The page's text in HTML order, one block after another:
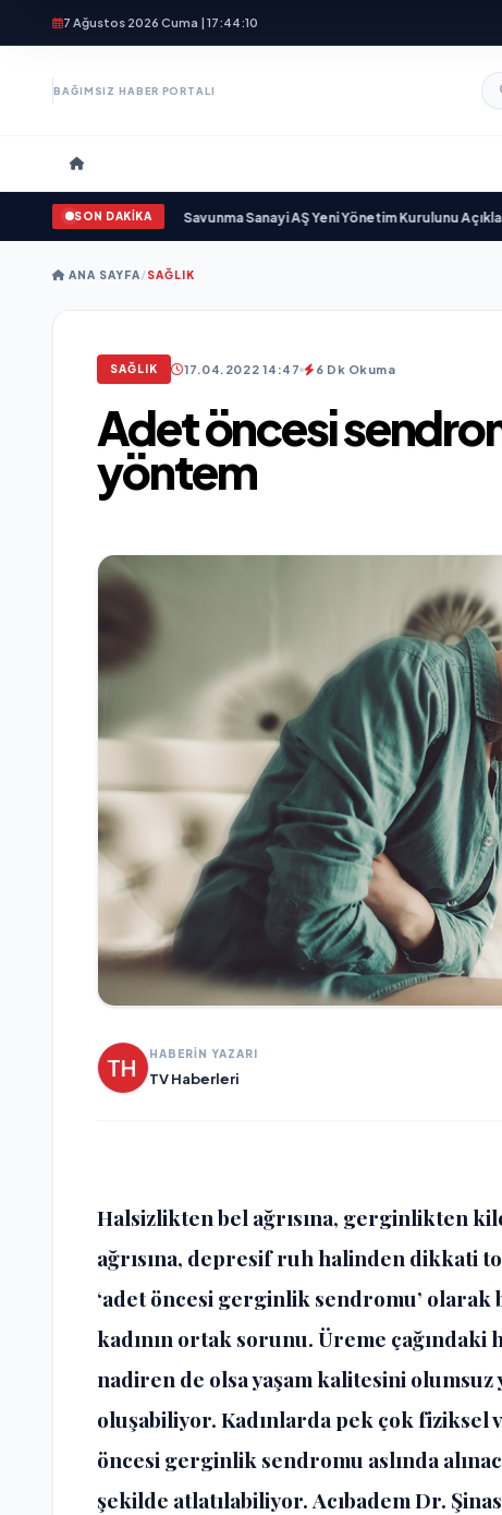
7 Ağustos 2026 Cuma | 17:44:11
BAĞIMSIZ HABER PORTALI
SON DAKİKA
sayıyor•Açıkgöz Savunma Sanayi AŞ Yeni Yönetim Kurulunu Açıkladı
ANA SAYFA/SAĞLIK
SAĞLIK 17.04.2022 14:47 6 Dk Okuma
Adet öncesi
yöntem
HABERİN YAZARI
TV Haberleri
Halsizlikten bel ağrısına, gerginlikten
ağrısına, depresif ruh halinden dikkati
‘adet öncesi gerginlik sendromu’
kadının ortak sorunu. Üreme çağındaki
nadiren de olsa yaşam kalitesini
oluşabiliyor. Kadınlarda pek çok fiziksel
öncesi gerginlik sendromu aslında
şekilde atlatılabiliyor. Acıbadem Dr.